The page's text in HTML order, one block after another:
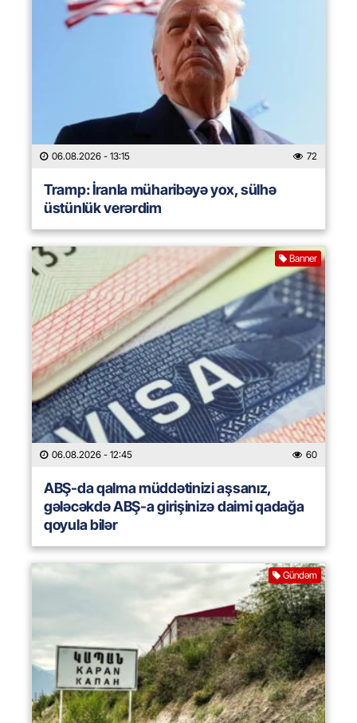
06.08.2026 - 13:15 72
Tramp: İranla müharibəyə yox, sülhə
üstünlük verərdim
Banner
06.08.2026 - 12:45 60
ABŞ-da qalma müddətinizi aşsanız,
gələcəkdə ABŞ-a girişinizə daimi qadağa
qoyula bilər
Gündəm